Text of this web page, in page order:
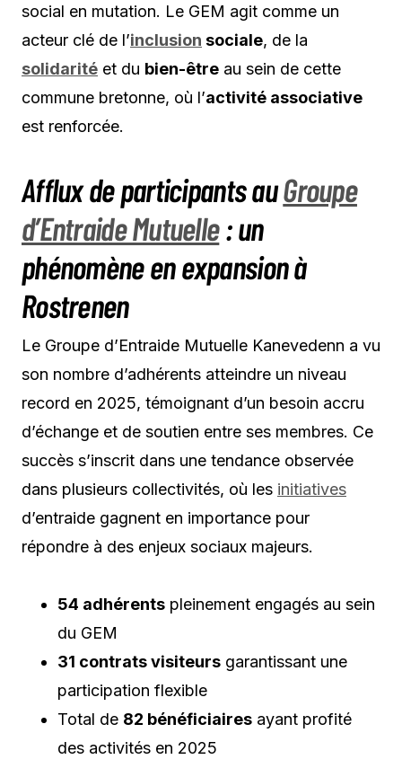
social en mutation. Le GEM agit comme un
acteur clé de l’inclusion sociale, de la
solidarité et du bien-être au sein de cette
commune bretonne, où l’activité associative
est renforcée.
Afflux de participants auGroupe
d’Entraide Mutuelle: un
phénomène en expansion à
Rostrenen
Le Groupe d’Entraide Mutuelle Kanevedenn a vu
son nombre d’adhérents atteindre un niveau
record en 2025, témoignant d’un besoin accru
d’échange et de soutien entre ses membres. Ce
succès s’inscrit dans une tendance observée
dans plusieurs collectivités, où les initiatives
d’entraide gagnent en importance pour
répondre à des enjeux sociaux majeurs.
54 adhérents pleinement engagés au sein
du GEM
31 contrats visiteurs garantissant une
participation flexible
Total de 82 bénéficiaires ayant profité
des activités en 2025